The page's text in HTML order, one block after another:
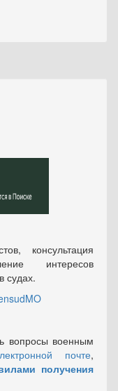
консультация
интересов
судах.
вопросы военным
почте,
получения